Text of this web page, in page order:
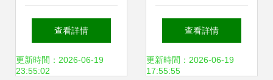
趨勢前瞻 AIGC市
場規(guī)模將超萬
查看詳情
更新時間：2026-06-19
23:55:02
頭競逐新戰(zhàn)
場，技術服務開啟
查看詳情
更新時間：2026-06-19
17:55:55